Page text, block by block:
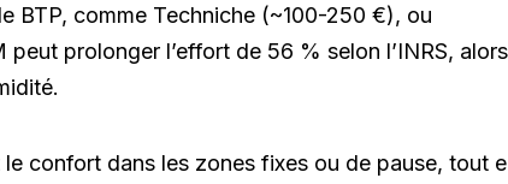
BTP, comme Techniche (~100-250 €), ou
prolonger l’effort de 56 % selon l’INRS, alors
confort dans les zones fixes ou de pause, tout